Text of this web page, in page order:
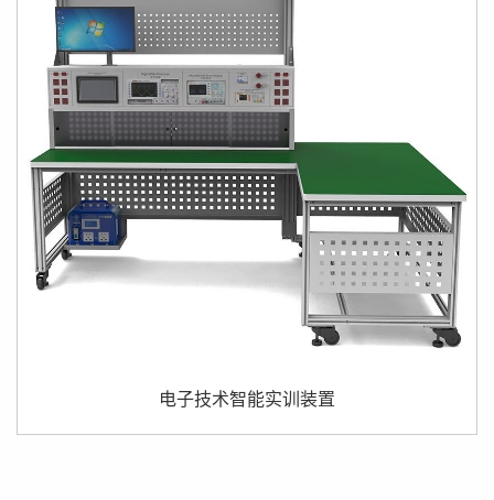
电子技术智能实训装置
本电子技术智能实训装置向着数字化、智能化方向设计。产
品的通用性强，设备整体简洁大方，使用灵活方便，牢固耐
用。同时紧密结合赛事需求和教学需求，加入软件功能，注
重数字化辅助功能，大大提升赛事、教学的管理效...